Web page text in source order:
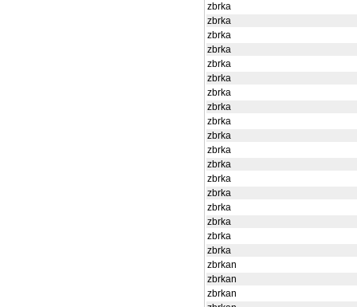
zbrka
zbrka
zbrka
zbrka
zbrka
zbrka
zbrka
zbrka
zbrka
zbrka
zbrka
zbrka
zbrka
zbrka
zbrka
zbrka
zbrka
zbrka
zbrkan
zbrkan
zbrkan